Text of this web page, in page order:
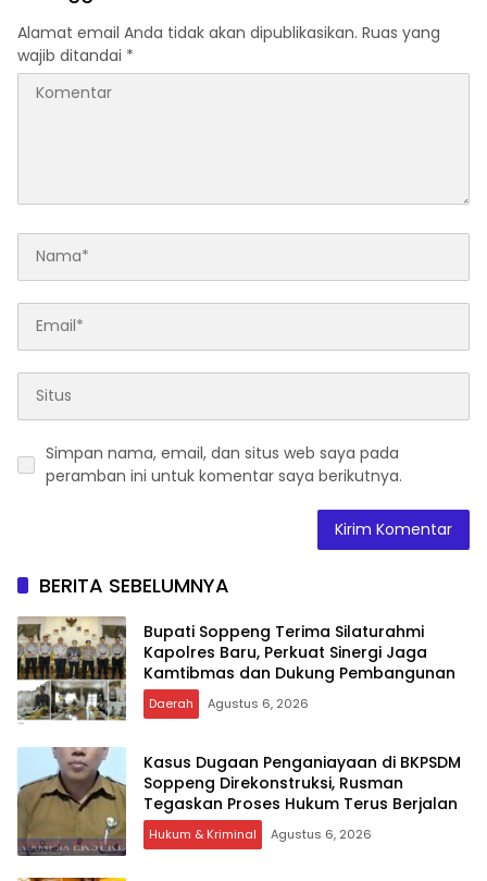
Alamat email Anda tidak akan dipublikasikan. Ruas yang
wajib ditandai *
Simpan nama, email, dan situs web saya pada
peramban ini untuk komentar saya berikutnya.
BERITA SEBELUMNYA
Bupati Soppeng Terima Silaturahmi
Kapolres Baru, Perkuat Sinergi Jaga
Kamtibmas dan Dukung Pembangunan
Daerah Agustus 6, 2026
Kasus Dugaan Penganiayaan di BKPSDM
Soppeng Direkonstruksi, Rusman
Tegaskan Proses Hukum Terus Berjalan
Hukum & Kriminal Agustus 6, 2026